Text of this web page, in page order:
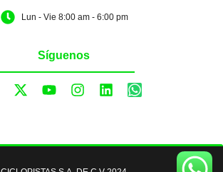
Lun - Vie 8:00 am - 6:00 pm
Síguenos